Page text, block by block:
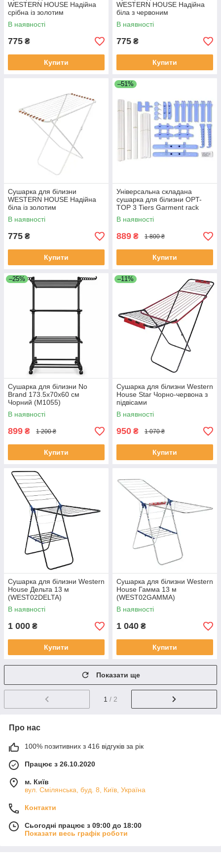
WESTERN HOUSE Надійна
срібна із золотим
В наявності
775 ₴
Купити
WESTERN HOUSE Надійна
біла з червоним
В наявності
775 ₴
Купити
Сушарка для білизни
WESTERN HOUSE Надійна
біла із золотим
В наявності
775 ₴
Купити
–51%
Універсальна складана
сушарка для білизни OPT-
TOP 3 Tiers Garment rack
біла (1756374679)
В наявності
889 ₴ 1 800 ₴
Купити
–25%
Сушарка для білизни No
Brand 173.5x70x60 см
Чорний (M1055)
В наявності
899 ₴ 1 200 ₴
Купити
–11%
Сушарка для білизни Western
House Star Чорно-червона з
підвісами
В наявності
950 ₴ 1 070 ₴
Купити
Сушарка для білизни Western
House Дельта 13 м
(WEST02DELTA)
В наявності
1 000 ₴
Купити
Сушарка для білизни Western
House Гамма 13 м
(WEST02GAMMA)
В наявності
1 040 ₴
Купити
Показати ще
1 / 2
Про нас
100% позитивних з 416 відгуків за рік
Працює з 26.10.2020
м. Київ
вул. Смілянська, буд. 8, Київ, Україна
Контакти
Сьогодні працює з 09:00 до 18:00
Показати весь графік роботи